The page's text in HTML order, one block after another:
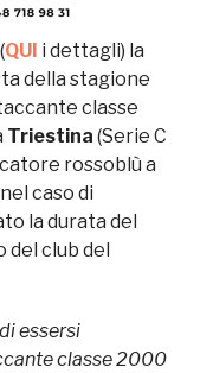
QUI i dettagli) la
della stagione
classe
Triestina (Serie C
rossoblù a
caso di
la durata del
club del
essersi
classe 2000